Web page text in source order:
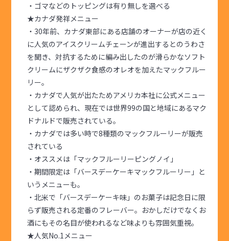
・ゴマなどのトッピングは有り無しを選べる
★カナダ発祥メニュー
・30年前、カナダ東部にある店舗のオーナーが店の近く
に人気のアイスクリームチェーンが進出するとのうわさ
を聞き、対抗するために編み出したのが滑らかなソフト
クリームにザクザク食感のオレオを加えたマックフルー
リー。
・カナダで人気が出たためアメリカ本社に公式メニュー
として認められ、現在では世界99の国と地域にあるマク
ドナルドで販売されている。
・カナダでは多い時で8種類のマックフルーリーが販売
されている
・オススメは「マックフルーリーピングノイ」
・期間限定は「バースデーケーキマックフルーリー」と
いうメニューも。
・北米で「バースデーケーキ味」のお菓子は記念日に限
らず販売される定番のフレーバー。おかしだけでなくお
酒にもその名目が使われるなど味よりも雰囲気重視。
★人気No.1メニュー